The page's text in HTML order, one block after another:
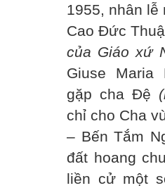
1955, nhân lễ
Cao Đức
của Giáo xứ
Giuse Maria
gặp cha Đệ
chỉ cho Cha
– Bến Tắm
đất hoang
liền cử một